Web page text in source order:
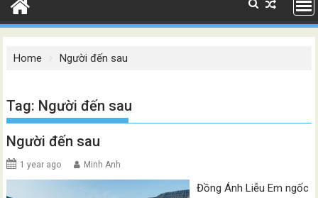
Home Người đến sau
Tag: Người đến sau
Người đến sau
1 year ago Minh Anh
Đồng Ánh Liễu Em ngốc